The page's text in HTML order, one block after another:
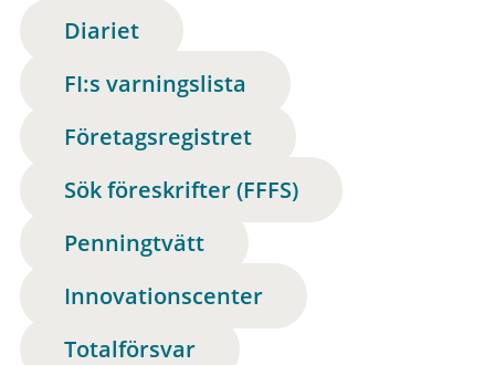
Diariet
FI:s varningslista
Företagsregistret
Sök föreskrifter (FFFS)
Penningtvätt
Innovationscenter
Totalförsvar